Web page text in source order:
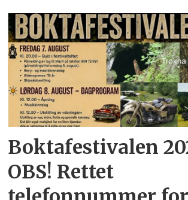
Boktafestivalen
OBS! Rettet